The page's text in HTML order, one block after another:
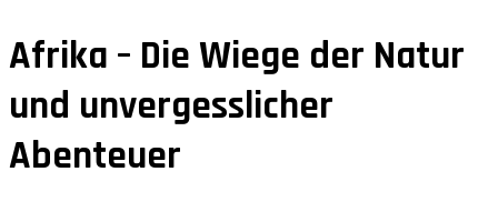
Afrika – Die Wiege der Natur
und unvergesslicher
Abenteuer